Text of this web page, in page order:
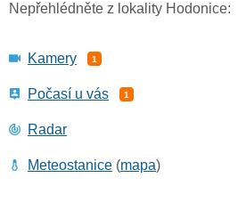
Nepřehlédněte z lokality Hodonice:
Kamery 1
Počasí u vás 1
Radar
Meteostanice (mapa)